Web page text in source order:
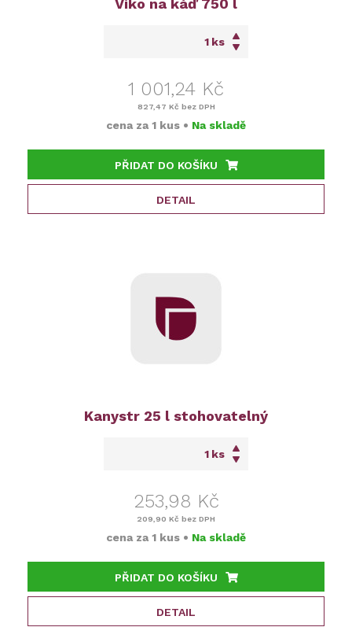
Víko na káď 750 l
ks
1 001,24 Kč
827,47 Kč bez DPH
cena za 1 kus • Na skladě
PŘIDAT DO KOŠÍKU
DETAIL
Kanystr 25 l stohovatelný
ks
253,98 Kč
209,90 Kč bez DPH
cena za 1 kus • Na skladě
PŘIDAT DO KOŠÍKU
DETAIL